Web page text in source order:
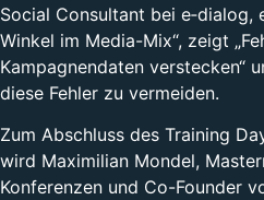
Social Consultant bei e‑dialog,
Winkel im Media-Mix“, zeigt
Kampagnendaten verstecken“
diese Fehler zu vermeiden.
Zum Abschluss des Training
wird Maximilian Mondel,
Konferenzen und Co-Founder